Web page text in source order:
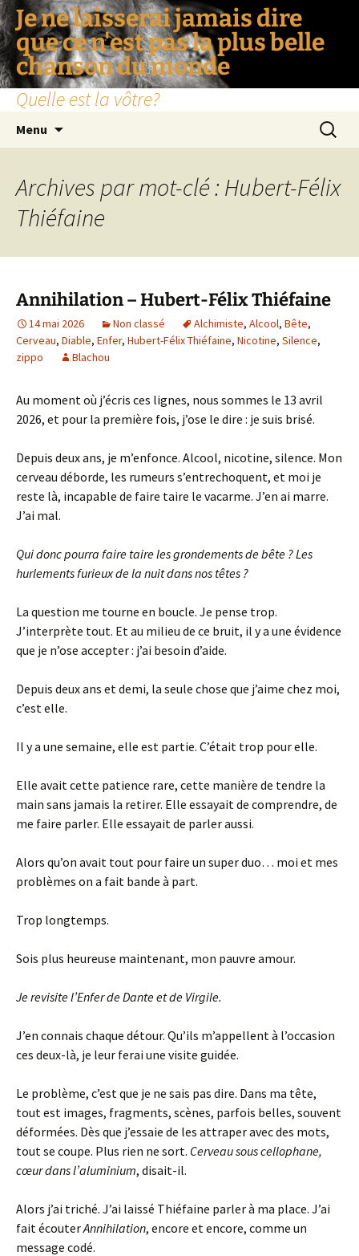
Je ne laisserai jamais dire
que ce n'est pas la plus belle
chanson du monde
Quelle est la vôtre?
Menu
Archives par mot-clé : Hubert-Félix
Thiéfaine
Annihilation – Hubert-Félix Thiéfaine
14 mai 2026 Non classé Alchimiste, Alcool, Bête,
Cerveau, Diable, Enfer, Hubert-Félix Thiéfaine, Nicotine, Silence,
zippo
Blachou
Au moment où j’écris ces lignes, nous sommes le 13 avril
2026, et pour la première fois, j’ose le dire : je suis brisé.
Depuis deux ans, je m’enfonce. Alcool, nicotine, silence. Mon
cerveau déborde, les rumeurs s’entrechoquent, et moi je
reste là, incapable de faire taire le vacarme. J’en ai marre.
J’ai mal.
Qui donc pourra faire taire les grondements de bête ? Les
hurlements furieux de la nuit dans nos têtes ?
La question me tourne en boucle. Je pense trop.
J’interprète tout. Et au milieu de ce bruit, il y a une évidence
que je n’ose accepter : j’ai besoin d’aide.
Depuis deux ans et demi, la seule chose que j’aime chez moi,
c’est elle.
Il y a une semaine, elle est partie. C’était trop pour elle.
Elle avait cette patience rare, cette manière de tendre la
main sans jamais la retirer. Elle essayait de comprendre, de
me faire parler. Elle essayait de parler aussi.
Alors qu’on avait tout pour faire un super duo… moi et mes
problèmes on a fait bande à part.
Trop longtemps.
Sois plus heureuse maintenant, mon pauvre amour.
Je revisite l’Enfer de Dante et de Virgile.
J’en connais chaque détour. Qu’ils m’appellent à l’occasion
ces deux-là, je leur ferai une visite guidée.
Le problème, c’est que je ne sais pas dire. Dans ma tête,
tout est images, fragments, scènes, parfois belles, souvent
déformées. Dès que j’essaie de les attraper avec des mots,
tout se coupe. Plus rien ne sort. Cerveau sous cellophane,
cœur dans l’aluminium, disait-il.
Alors j’ai triché. J’ai laissé Thiéfaine parler à ma place. J’ai
fait écouterAnnihilation, encore et encore, comme un
message codé.